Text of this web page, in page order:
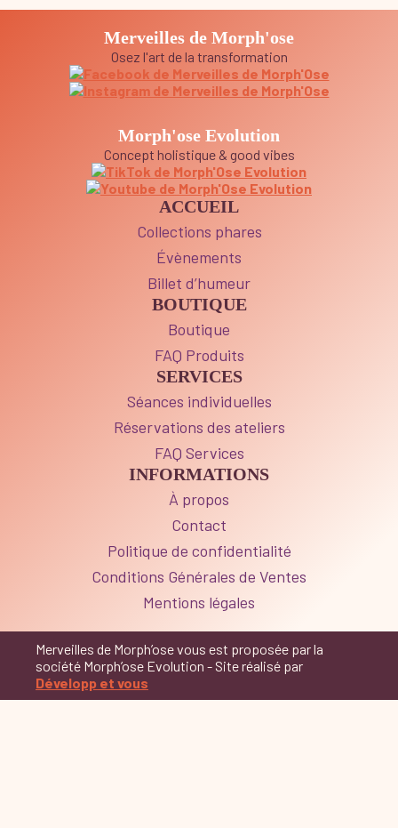
Merveilles de Morph'ose
Osez l'art de la transformation
Morph'ose Evolution
Concept holistique & good vibes
ACCUEIL
Collections phares
Évènements
Billet d’humeur
BOUTIQUE
Boutique
FAQ Produits
SERVICES
Séances individuelles
Réservations des ateliers
FAQ Services
INFORMATIONS
À propos
Contact
Politique de confidentialité
Conditions Générales de Ventes
Mentions légales
Merveilles de Morph’ose vous est proposée par la
société Morph’ose Evolution - Site réalisé par
Développ et vous